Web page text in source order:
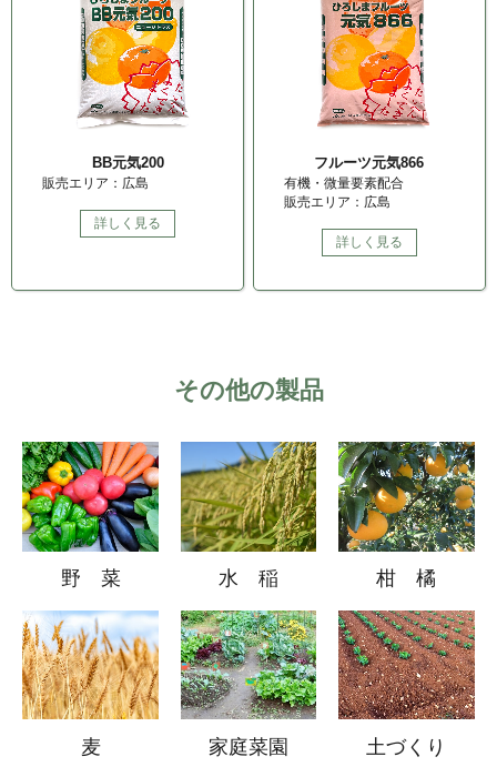
BB元気200
販売エリア：広島
詳しく見る
フルーツ元気866
有機・微量要素配合
販売エリア：広島
詳しく見る
その他の製品
野 菜 水 稲 柑 橘
麦 家庭菜園 土づくり